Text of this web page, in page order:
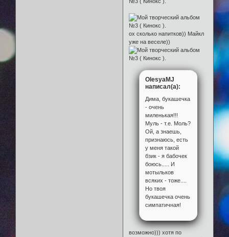
ох сколько напитков)) Майкл
уже на веселе))
OlesyaMJ
написал(а):
Дима, букашечка
- очень
миленькая!!!
Муль - т.е. Моль?
Ой, а знаешь,
признаюсь, есть
у меня такой
бзик - я бабочек
боюсь..... И
мотыльков
всяких - тоже....
Но твоя
букашечка очень
симпатичная!
возможно))) хотя по